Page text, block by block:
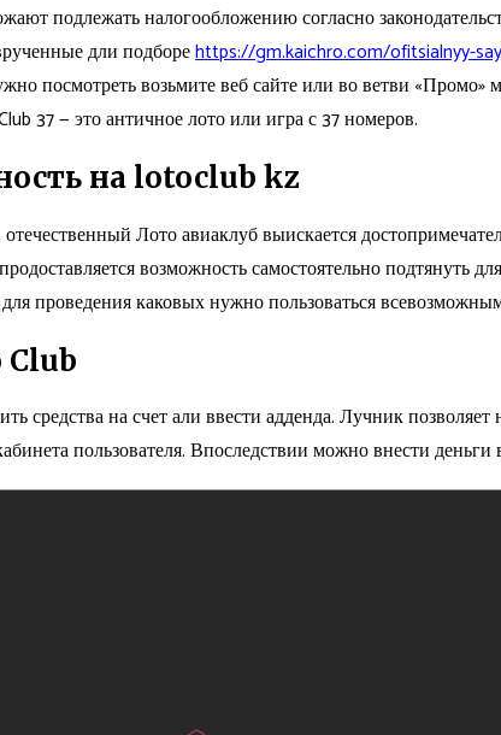
подлежать налогообложению согласно
дли подбореhttps://gm.kaichro.com/ofitsialnyy-
посмотреть возьмите веб сайте или во ветви
37 — это античное лото или игра с 37 номеров.
на lotoclub kz
Лото авиаклуб выискается
возможность самостоятельно подтянуть
проведения каковых нужно пользоваться
средства на счет али ввести адденда. Лучник
пользователя. Впоследствии можно внести деньги